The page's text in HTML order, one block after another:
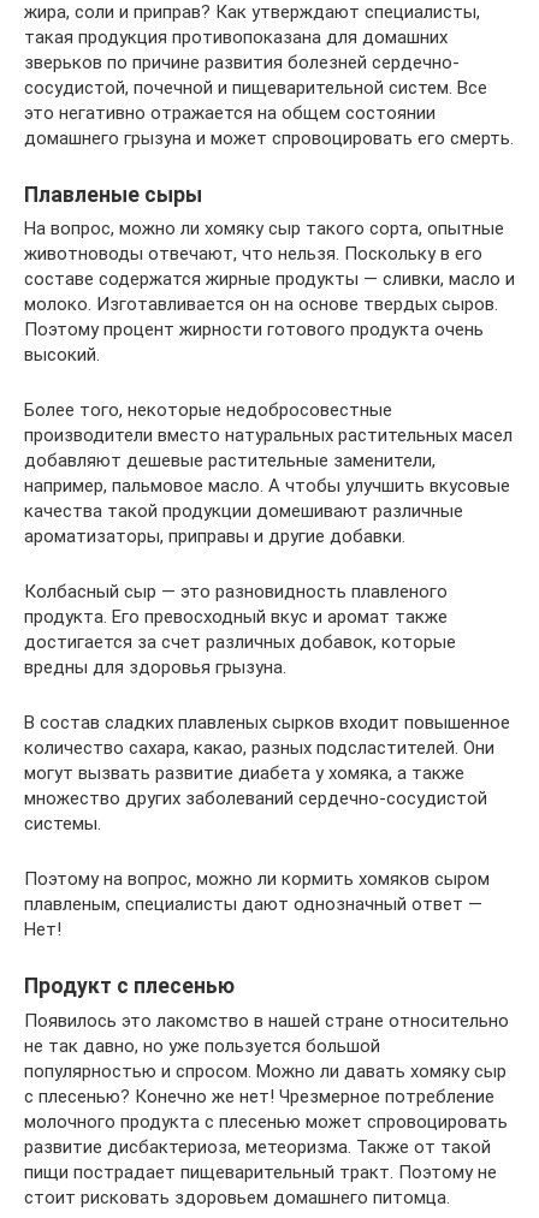
жира, соли и приправ? Как утверждают специалисты,
такая продукция противопоказана для домашних
зверьков по причине развития болезней сердечно-
сосудистой, почечной и пищеварительной систем. Все
это негативно отражается на общем состоянии
домашнего грызуна и может спровоцировать его смерть.
Плавленые сыры
На вопрос, можно ли хомяку сыр такого сорта, опытные
животноводы отвечают, что нельзя. Поскольку в его
составе содержатся жирные продукты — сливки, масло и
молоко. Изготавливается он на основе твердых сыров.
Поэтому процент жирности готового продукта очень
высокий.
Более того, некоторые недобросовестные
производители вместо натуральных растительных масел
добавляют дешевые растительные заменители,
например, пальмовое масло. А чтобы улучшить вкусовые
качества такой продукции домешивают различные
ароматизаторы, приправы и другие добавки.
Колбасный сыр — это разновидность плавленого
продукта. Его превосходный вкус и аромат также
достигается за счет различных добавок, которые
вредны для здоровья грызуна.
В состав сладких плавленых сырков входит повышенное
количество сахара, какао, разных подсластителей. Они
могут вызвать развитие диабета у хомяка, а также
множество других заболеваний сердечно-сосудистой
системы.
Поэтому на вопрос, можно ли кормить хомяков сыром
плавленым, специалисты дают однозначный ответ —
Нет!
Продукт с плесенью
Появилось это лакомство в нашей стране относительно
не так давно, но уже пользуется большой
популярностью и спросом. Можно ли давать хомяку сыр
с плесенью? Конечно же нет! Чрезмерное потребление
молочного продукта с плесенью может спровоцировать
развитие дисбактериоза, метеоризма. Также от такой
пищи пострадает пищеварительный тракт. Поэтому не
стоит рисковать здоровьем домашнего питомца.